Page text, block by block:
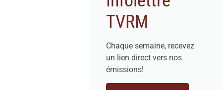
TVRM
Chaque semaine, recevez
un lien direct vers nos
émissions!